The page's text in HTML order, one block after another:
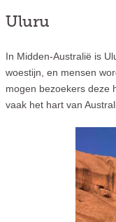
Uluru
In Midden-Australië is
woestijn, en mensen
mogen bezoekers deze
vaak het hart van